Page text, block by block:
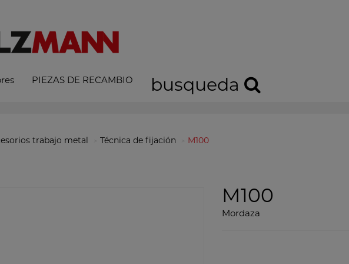
PIEZAS DE RECAMBIO busqueda
trabajo metal Técnica de fijación M100
M100
Mordaza